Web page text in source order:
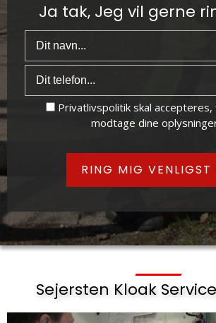
Ja tak, Jeg vil gerne
Privatlivspolitik skal
modtage dine
Sejersten Kloak